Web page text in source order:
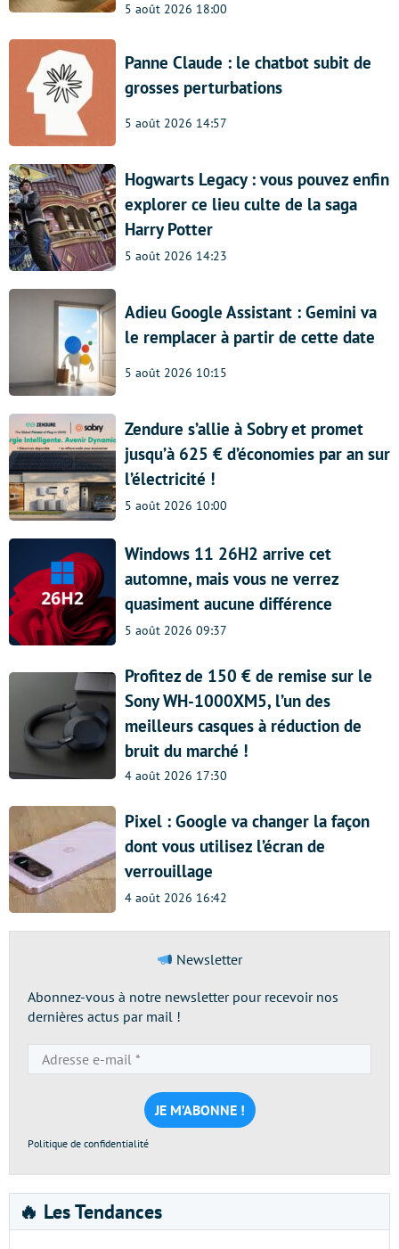
5 août 2026 18:00
Panne Claude : le chatbot subit de
grosses perturbations
5 août 2026 14:57
Hogwarts Legacy : vous pouvez enfin
explorer ce lieu culte de la saga
Harry Potter
5 août 2026 14:23
Adieu Google Assistant : Gemini va
le remplacer à partir de cette date
5 août 2026 10:15
Zendure s’allie à Sobry et promet
jusqu’à 625 € d’économies par an sur
l’électricité !
5 août 2026 10:00
Windows 11 26H2 arrive cet
automne, mais vous ne verrez
quasiment aucune différence
5 août 2026 09:37
Profitez de 150 € de remise sur le
Sony WH-1000XM5, l’un des
meilleurs casques à réduction de
bruit du marché !
4 août 2026 17:30
Pixel : Google va changer la façon
dont vous utilisez l’écran de
verrouillage
4 août 2026 16:42
Newsletter
Abonnez-vous à notre newsletter pour recevoir nos
dernières actus par mail !
e-
mail
*
Politique de confidentialité
🔥 Les Tendances